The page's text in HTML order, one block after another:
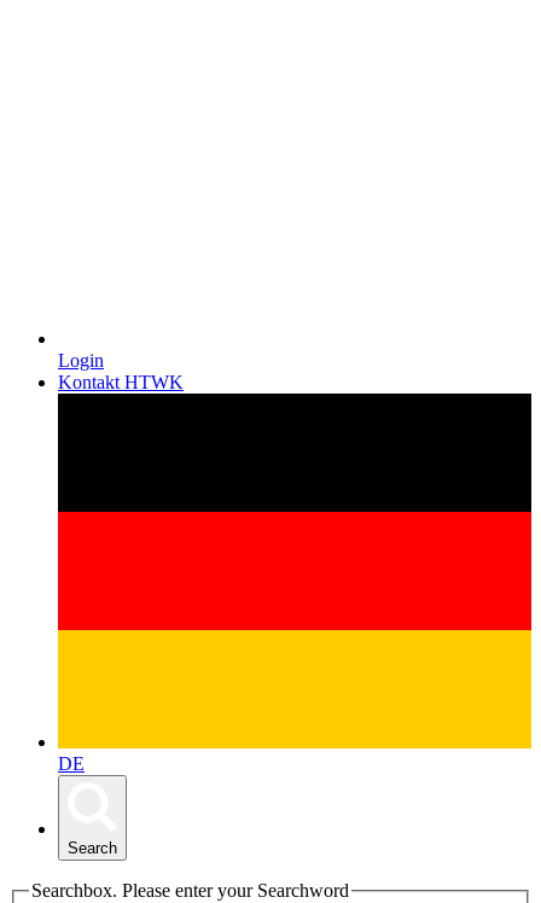
Login
Kontakt HTWK
DE
Search
Searchbox. Please enter your Searchword